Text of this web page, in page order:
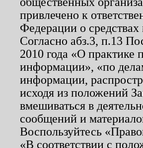
привлечено к
Федерации о
Согласно абз.3, п.13
2010 года «О практике
информации», «по
информации,
исходя из положений
вмешиваться в
сообщений и
Воспользуйтесь
«В соответствии с